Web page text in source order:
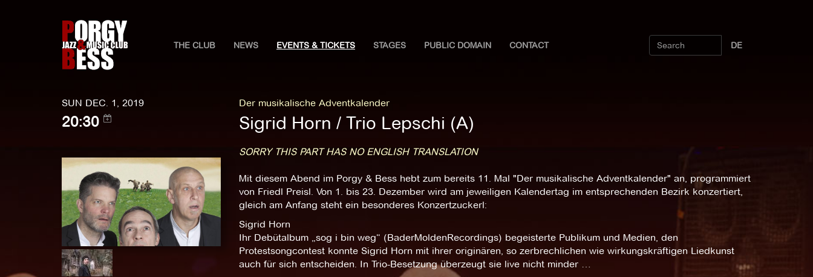
THE CLUB NEWS EVENTS & TICKETS STAGES PUBLIC DOMAIN CONTACT DE
SUN DEC. 1, 2019
20:30
Der musikalische Adventkalender
Sigrid Horn / Trio Lepschi (A)
SORRY THIS PART HAS NO ENGLISH TRANSLATION
Mit diesem Abend im Porgy & Bess hebt zum bereits 11. Mal "Der musikalische Adventkalender" an, programmiert
von Friedl Preisl. Von 1. bis 23. Dezember wird am jeweiligen Kalendertag im entsprechenden Bezirk konzertiert,
gleich am Anfang steht ein besonderes Konzertzuckerl:
Sigrid Horn
Ihr Debütalbum „sog i bin weg“ (BaderMoldenRecordings) begeisterte Publikum und Medien, den
Protestsongcontest konnte Sigrid Horn mit ihrer originären, so zerbrechlichen wie wirkungskräftigen Liedkunst
auch für sich entscheiden. In Trio-Besetzung überzeugt sie live nicht minder …